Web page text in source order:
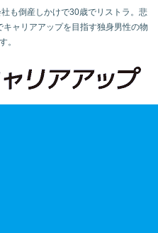
も倒産しかけで30歳でリストラ。悲
ャリアアップを目指す独身男性の物
。